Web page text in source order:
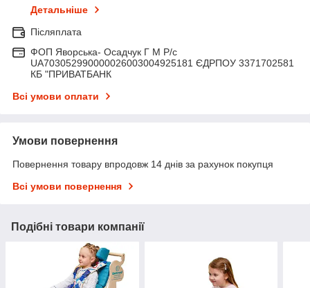
Детальніше
Післяплата
ФОП Яворська- Осадчук Г М Р/c
UA703052990000026003004925181 ЄДРПОУ 3371702581
КБ "ПРИВАТБАНК
Всі умови оплати
Умови повернення
Повернення товару впродовж 14 днів за рахунок покупця
Всі умови повернення
Подібні товари компанії